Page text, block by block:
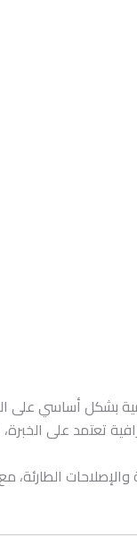
بشكل أساسي على
تعتمد على الخبرة،